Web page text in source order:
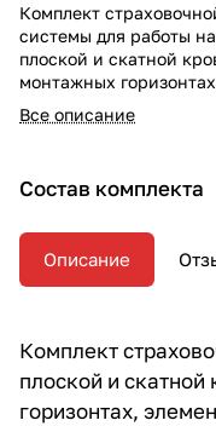
Комплект
системы для работы на
плоской и скатной
монтажных
элементах сооружений.
Комплект собран на
Все описание
Состав комплекта
Описание
Комплект
плоской и
горизонтах,